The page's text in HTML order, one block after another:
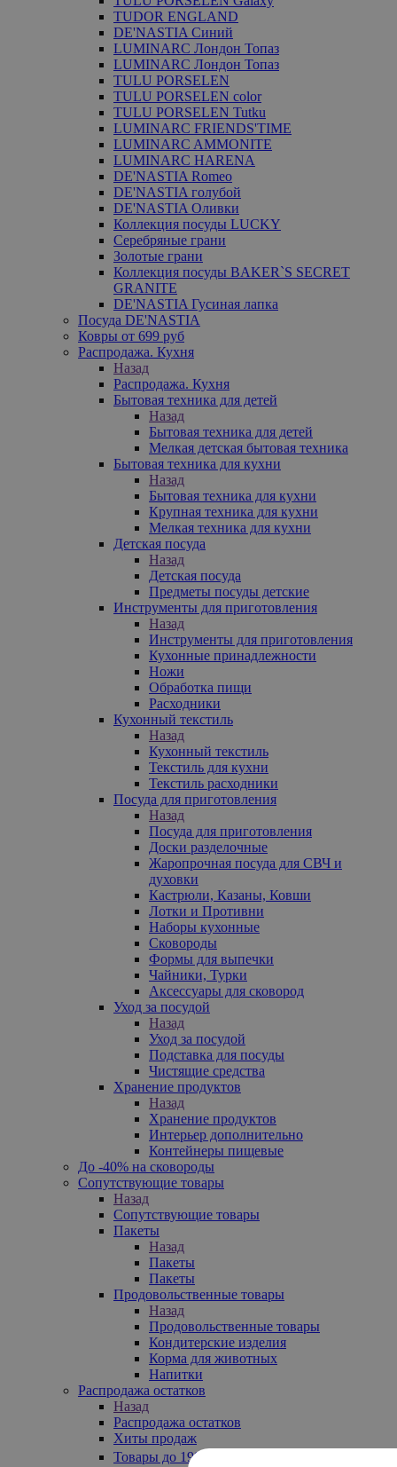
TUDOR ENGLAND
DE'NASTIA Синий
LUMINARC Лондон Топаз
LUMINARC Лондон Топаз
TULU PORSELEN
TULU PORSELEN color
TULU PORSELEN Tutku
LUMINARC FRIENDS'TIME
LUMINARC AMMONITE
LUMINARC HARENA
DE'NASTIA Romeo
DE'NASTIA голубой
DE'NASTIA Оливки
Коллекция посуды LUCKY
Серебряные грани
Золотые грани
Коллекция посуды BAKER`S SECRET
GRANITE
DE'NASTIA Гусиная лапка
Посуда DE'NASTIA
Ковры от 699 руб
Распродажа. Кухня
Назад
Распродажа. Кухня
Бытовая техника для детей
Назад
Бытовая техника для детей
Мелкая детская бытовая техника
Бытовая техника для кухни
Назад
Бытовая техника для кухни
Крупная техника для кухни
Мелкая техника для кухни
Детская посуда
Назад
Детская посуда
Предметы посуды детские
Инструменты для приготовления
Назад
Инструменты для приготовления
Кухонные принадлежности
Ножи
Обработка пищи
Расходники
Кухонный текстиль
Назад
Кухонный текстиль
Текстиль для кухни
Текстиль расходники
Посуда для приготовления
Назад
Посуда для приготовления
Доски разделочные
Жаропрочная посуда для СВЧ и
духовки
Кастрюли, Казаны, Ковши
Лотки и Противни
Наборы кухонные
Сковороды
Формы для выпечки
Чайники, Турки
Аксессуары для сковород
Уход за посудой
Назад
Уход за посудой
Подставка для посуды
Чистящие средства
Хранение продуктов
Назад
Хранение продуктов
Интерьер дополнительно
Контейнеры пищевые
До -40% на сковороды
Сопутствующие товары
Назад
Сопутствующие товары
Пакеты
Назад
Пакеты
Пакеты
Продовольственные товары
Назад
Продовольственные товары
Кондитерские изделия
Корма для животных
Напитки
Распродажа остатков
Назад
Распродажа остатков
Хиты продаж
Товары до 199₽